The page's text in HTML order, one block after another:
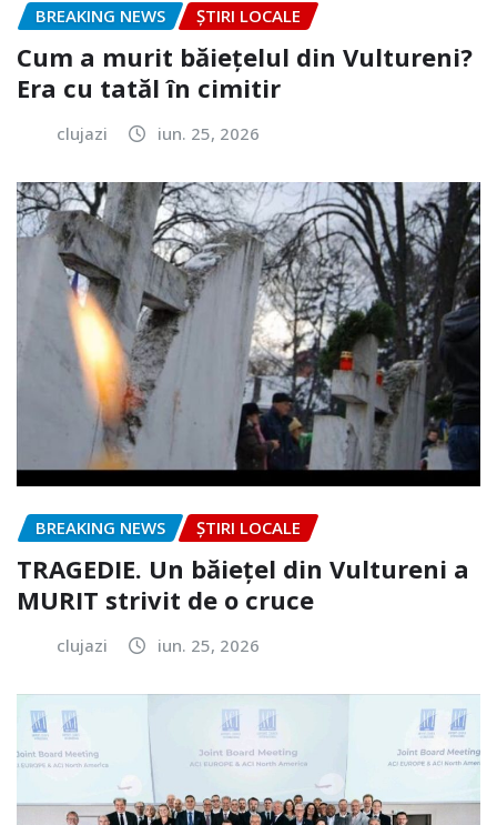
BREAKING NEWS ȘTIRI LOCALE
Cum a murit băiețelul din Vultureni?
Era cu tatăl în cimitir
clujazi iun. 25, 2026
BREAKING NEWS ȘTIRI LOCALE
TRAGEDIE. Un băiețel din Vultureni a
MURIT strivit de o cruce
clujazi iun. 25, 2026